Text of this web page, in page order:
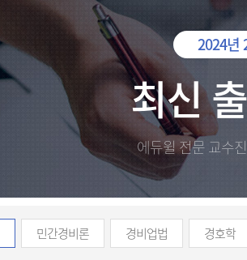
2024년
최신
에듀윌 전문 교수
민간경비론 경비업법 경호학